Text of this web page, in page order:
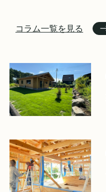
コラム一覧を見る